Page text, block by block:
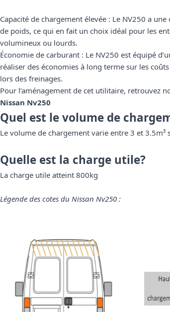
Capacité de chargement élevée : Le NV250 a
de poids, ce qui en fait un choix idéal pour les
volumineux ou lourds.
Économie de carburant : Le NV250 est équipé
réaliser des économies à long terme sur les
lors des freinages.
Pour l’aménagement de cet utilitaire, retrouvez
Nissan Nv250
Quel est le volume de
Le volume de chargement varie entre 3 et 3.5m³
Quelle est la charge utile?
La charge utile atteint 800kg
Légende des cotes du Nissan Nv250 :